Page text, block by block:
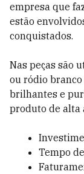
empresa que
estão
conquistados.
Nas peças são
ou ródio branco
brilhantes e
produto de alta
Tempo